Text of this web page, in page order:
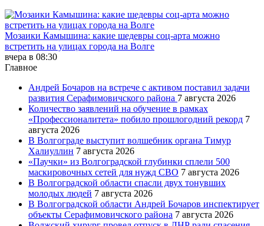
Мозаики Камышина: какие шедевры соц-арта можно
встретить на улицах города на Волге
вчера в 08:30
Главное
Андрей Бочаров на встрече с активом поставил задачи
развития Серафимовичского района 7 августа 2026
Количество заявлений на обучение в рамках
«Профессионалитета» побило прошлогодний рекорд 7
августа 2026
В Волгограде выступит волшебник органа Тимур
Халиуллин 7 августа 2026
«Паучки» из Волгоградской глубинки сплели 500
маскировочных сетей для нужд СВО 7 августа 2026
В Волгоградской области спасли двух тонувших
молодых людей 7 августа 2026
В Волгоградской области Андрей Бочаров инспектирует
объекты Серафимовичского района 7 августа 2026